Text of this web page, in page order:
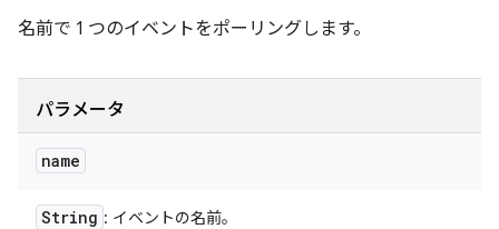
名前で 1 つのイベントをポーリングします。
パラメータ
name
String : イベントの名前。